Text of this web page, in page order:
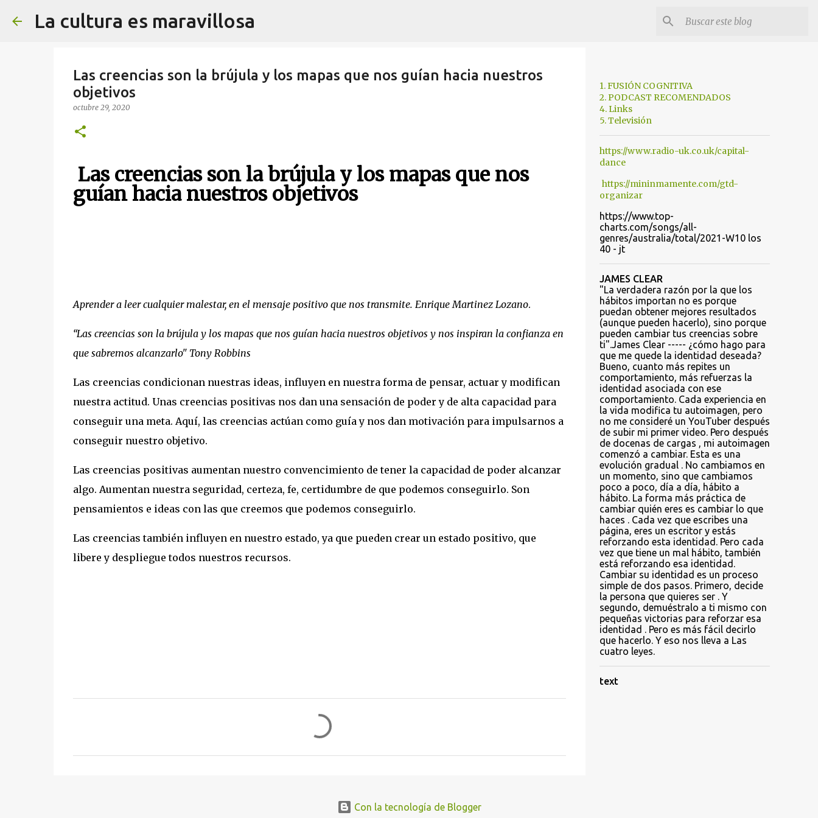
La cultura es maravillosa
Las creencias son la brújula y los mapas que nos guían hacia nuestros
objetivos
octubre 29, 2020
Las creencias son la brújula y los mapas que nos
guían hacia nuestros objetivos
Aprender a leer cualquier malestar, en el mensaje positivo que nos transmite. Enrique Martinez Lozano.
“Las creencias son la brújula y los mapas que nos guían hacia nuestros objetivos y nos inspiran la confianza en
que sabremos alcanzarlo" Tony Robbins
Las creencias condicionan nuestras ideas, influyen en nuestra forma de pensar, actuar y modifican
nuestra actitud. Unas creencias positivas nos dan una sensación de poder y de alta capacidad para
conseguir una meta. Aquí, las creencias actúan como guía y nos dan motivación para impulsarnos a
conseguir nuestro objetivo.
Las creencias positivas aumentan nuestro convencimiento de tener la capacidad de poder alcanzar
algo. Aumentan nuestra seguridad, certeza, fe, certidumbre de que podemos conseguirlo. Son
pensamientos e ideas con las que creemos que podemos conseguirlo.
Las creencias también influyen en nuestro estado, ya que pueden crear un estado positivo, que
libere y despliegue todos nuestros recursos.
1. FUSIÓN COGNITIVA
2. PODCAST RECOMENDADOS
4. Links
5. Televisión
https://www.radio-uk.co.uk/capital-
dance
https://mininmamente.com/gtd-
organizar
https://www.top-
charts.com/songs/all-
genres/australia/total/2021-W10 los
40 - jt
JAMES CLEAR
"La verdadera razón por la que los
hábitos importan no es porque
puedan obtener mejores resultados
(aunque pueden hacerlo), sino porque
pueden cambiar tus creencias sobre
ti".James Clear ----- ¿cómo hago para
que me quede la identidad deseada?
Bueno, cuanto más repites un
comportamiento, más refuerzas la
identidad asociada con ese
comportamiento. Cada experiencia en
la vida modifica tu autoimagen, pero
no me consideré un YouTuber después
de subir mi primer video. Pero después
de docenas de cargas , mi autoimagen
comenzó a cambiar. Esta es una
evolución gradual . No cambiamos en
un momento, sino que cambiamos
poco a poco, día a día, hábito a
hábito. La forma más práctica de
cambiar quién eres es cambiar lo que
haces . Cada vez que escribes una
página, eres un escritor y estás
reforzando esta identidad. Pero cada
vez que tiene un mal hábito, también
está reforzando esa identidad.
Cambiar su identidad es un proceso
simple de dos pasos. Primero, decide
la persona que quieres ser . Y
segundo, demuéstralo a ti mismo con
pequeñas victorias para reforzar esa
identidad . Pero es más fácil decirlo
que hacerlo. Y eso nos lleva a Las
cuatro leyes.
text
Con la tecnología de Blogger